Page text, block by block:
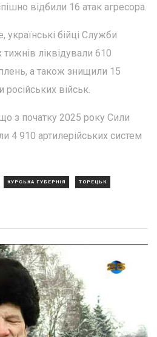
відбили 16 атак агресора.
бійці Служби
ліквідували 610
а також знищили 15
військ.
з початку 2025 року Сили
4 910 артилерійських систем
КУРСЬКА ГУБЕРНІЯ ТОРЕЦЬК